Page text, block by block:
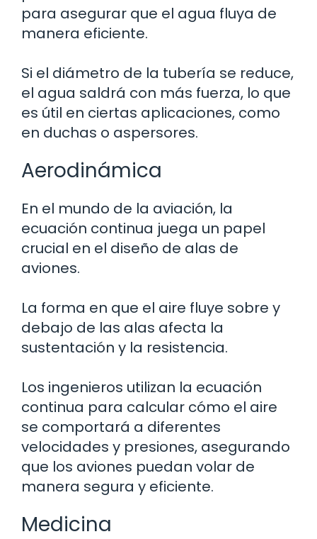
para asegurar que el agua fluya de
manera eficiente.
Si el diámetro de la tubería se reduce,
el agua saldrá con más fuerza, lo que
es útil en ciertas aplicaciones, como
en duchas o aspersores.
Aerodinámica
En el mundo de la aviación, la
ecuación continua juega un papel
crucial en el diseño de alas de
aviones.
La forma en que el aire fluye sobre y
debajo de las alas afecta la
sustentación y la resistencia.
Los ingenieros utilizan la ecuación
continua para calcular cómo el aire
se comportará a diferentes
velocidades y presiones, asegurando
que los aviones puedan volar de
manera segura y eficiente.
Medicina